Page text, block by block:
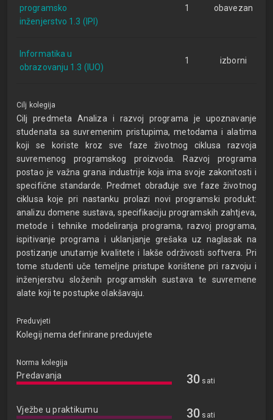
programsko
inženjerstvo 1.3 (IPI)
1 obavezan
Informatika u
obrazovanju 1.3 (IUO)
1 izborni
Cilj kolegija
Cilj predmeta Analiza i razvoj programa je upoznavanje
studenata sa suvremenim pristupima, metodama i alatima
koji se koriste kroz sve faze životnog ciklusa razvoja
suvremenog programskog proizvoda. Razvoj programa
postao je važna grana industrije koja ima svoje zakonitosti i
specifične standarde. Predmet obrađuje sve faze životnog
ciklusa koje pri nastanku prolazi novi programski produkt:
analizu domene sustava, specifikaciju programskih zahtjeva,
metode i tehnike modeliranja programa, razvoj programa,
ispitivanje programa i uklanjanje grešaka uz naglasak na
postizanje unutarnje kvalitete i lakše održivosti softvera. Pri
tome studenti uče temeljne pristupe korištene pri razvoju i
inženjerstvu složenih programskih sustava te suvremene
alate koji te postupke olakšavaju.
Preduvjeti
Kolegij nema definirane preduvjete
Norma kolegija
Predavanja 30 sati
Vježbe u praktikumu 30 sati